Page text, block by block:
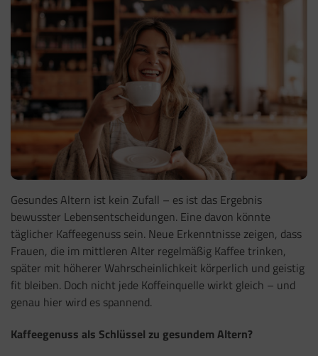
Gesundes Altern ist kein Zufall – es ist das Ergebnis
bewusster Lebensentscheidungen. Eine davon könnte
täglicher Kaffeegenuss sein. Neue Erkenntnisse zeigen, dass
Frauen, die im mittleren Alter regelmäßig Kaffee trinken,
später mit höherer Wahrscheinlichkeit körperlich und geistig
fit bleiben. Doch nicht jede Koffeinquelle wirkt gleich – und
genau hier wird es spannend.
Kaffeegenuss als Schlüssel zu gesundem Altern?